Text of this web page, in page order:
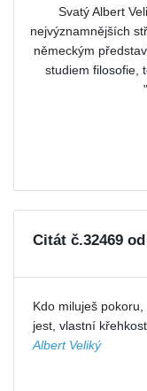
Svatý Albert
nejvýznamnějších
německým
studiem filosofie,
Citát č.32469
Kdo miluješ
jest, vlastní
Albert Veliký